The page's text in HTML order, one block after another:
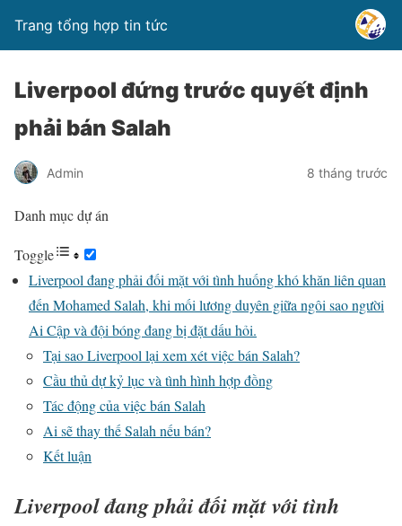
Trang tổng hợp tin tức
Liverpool đứng trước quyết định
phải bán Salah
Admin 8 tháng trước
Danh mục dự án
Toggle
Liverpool đang phải đối mặt với tình huống khó khăn liên quan
đến Mohamed Salah, khi mối lương duyên giữa ngôi sao người
Ai Cập và đội bóng đang bị đặt dấu hỏi.
Tại sao Liverpool lại xem xét việc bán Salah?
Cầu thủ dự kỷ lục và tình hình hợp đồng
Tác động của việc bán Salah
Ai sẽ thay thế Salah nếu bán?
Kết luận
Liverpool đang phải đối mặt với tình